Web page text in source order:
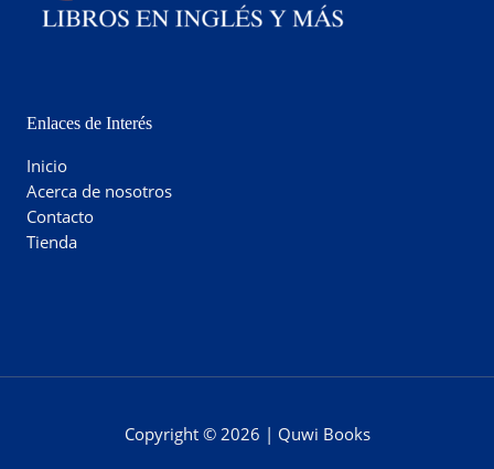
Enlaces de Interés
Inicio
Acerca de nosotros
Contacto
Tienda
Copyright © 2026 | Quwi Books